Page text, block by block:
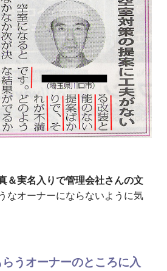
＆実名入りで管理会社さんの文
なオーナーにならないように気
うオーナーのところに入